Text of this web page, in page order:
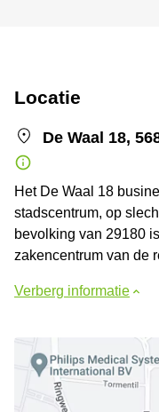
Locatie
De Waal 18,
Het De Waal 18
stadscentrum, op
bevolking van 29180
zakencentrum van de
Verberg informatie